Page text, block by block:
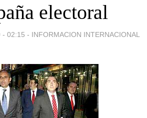
electoral
- 02:15 - INFORMACION INTERNACIONAL